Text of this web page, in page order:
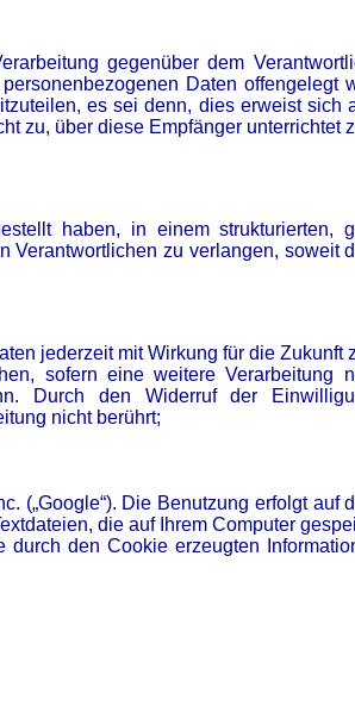
gegenüber dem
Daten offengelegt
es sei denn, dies erweist sich
zu, über diese Empfänger unterrichtet
haben, in einem strukturierten,
Verantwortlichen zu verlangen, soweit
jederzeit mit Wirkung für die Zukunft
sofern eine weitere Verarbeitung
Durch den Widerruf der
nicht berührt;
(„Google“). Die Benutzung erfolgt auf
die auf Ihrem Computer
den Cookie erzeugten